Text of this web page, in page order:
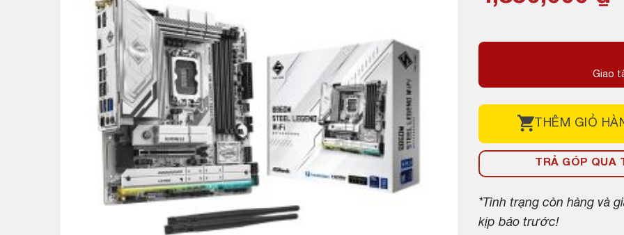
là:
5,600,000 ₫.
tại
4,850,000 ₫.
Giao
THÊM GIỎ
TRẢ GÓP QUA
*Tình trạng còn hàng và
kịp báo trước!